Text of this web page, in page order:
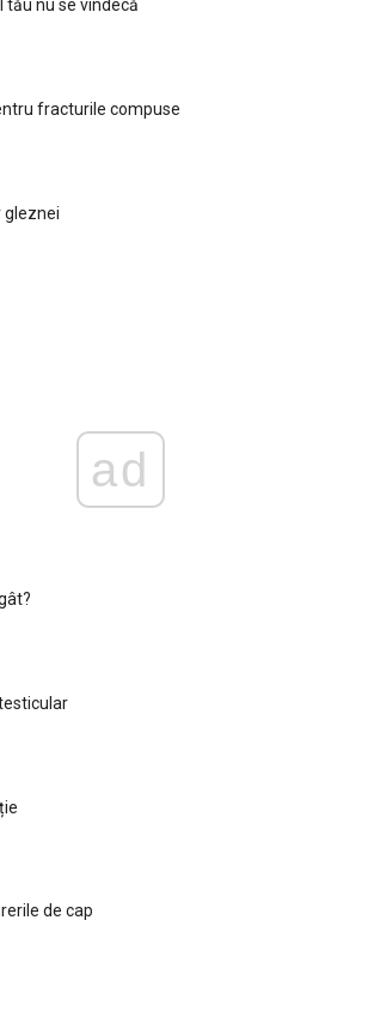
tău nu se vindecă
fracturile compuse
gleznei
ad
de cap